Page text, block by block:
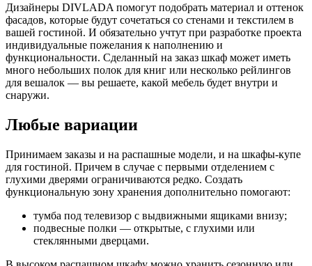
Дизайнеры DIVLADA помогут подобрать материал и оттенок
фасадов, которые будут сочетаться со стенами и текстилем в
вашей гостиной. И обязательно учтут при разработке проекта
индивидуальные пожелания к наполнению и
функциональности. Сделанный на заказ шкаф может иметь
много небольших полок для книг или несколько рейлингов
для вешалок — вы решаете, какой мебель будет внутри и
снаружи.
Любые вариации
Принимаем заказы и на распашные модели, и на шкафы-купе
для гостиной. Причем в случае с первыми отделением с
глухими дверями ограничиваются редко. Создать
функциональную зону хранения дополнительно помогают:
тумба под телевизор с выдвижными ящиками внизу;
подвесные полки — открытые, с глухими или
стеклянными дверцами.